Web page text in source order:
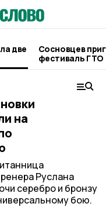
две
Сосновцев
фестиваль ГТО
спортсменов
на
Руслана
серебро и бронзу
бою.